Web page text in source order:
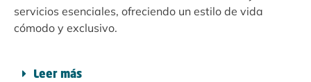
servicios esenciales, ofreciendo un estilo de vida
cómodo y exclusivo​.
Leer más